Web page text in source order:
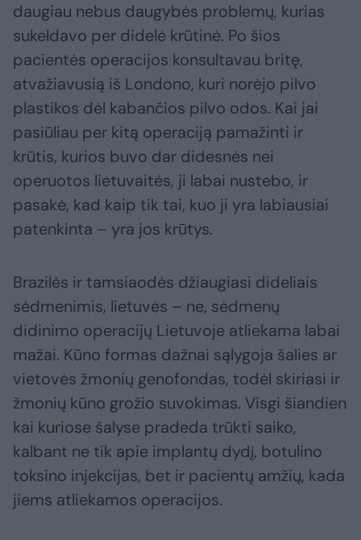
daugiau nebus daugybės problemų, kurias
sukeldavo per didelė krūtinė. Po šios
pacientės operacijos konsultavau britę,
atvažiavusią iš Londono, kuri norėjo pilvo
plastikos dėl kabančios pilvo odos. Kai jai
pasiūliau per kitą operaciją pamažinti ir
krūtis, kurios buvo dar didesnės nei
operuotos lietuvaitės, ji labai nustebo, ir
pasakė, kad kaip tik tai, kuo ji yra labiausiai
patenkinta – yra jos krūtys.
Brazilės ir tamsiaodės džiaugiasi dideliais
sėdmenimis, lietuvės – ne, sėdmenų
didinimo operacijų Lietuvoje atliekama labai
mažai. Kūno formas dažnai sąlygoja šalies ar
vietovės žmonių genofondas, todėl skiriasi ir
žmonių kūno grožio suvokimas. Visgi šiandien
kai kuriose šalyse pradeda trūkti saiko,
kalbant ne tik apie implantų dydį, botulino
toksino injekcijas, bet ir pacientų amžių, kada
jiems atliekamos operacijos.